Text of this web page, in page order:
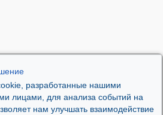
разработанные нашими
лицами, для анализа событий на
нам улучшать взаимодействие